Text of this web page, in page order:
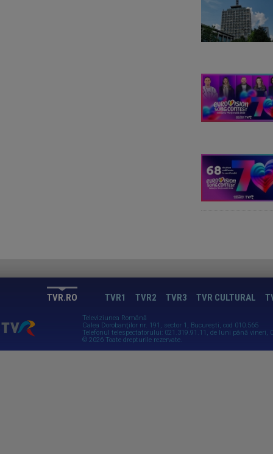
TVR CULTURAL
TVR3
TVR2
TVR1
TVR.RO
Televiziunea Română
Calea Dorobanţilor nr. 191, sector 1, Bucureşti, cod 010.565
Telefonul telespectatorului: 021.319.91.11, de luni până vineri,
© 2026 Toate drepturile rezervate.